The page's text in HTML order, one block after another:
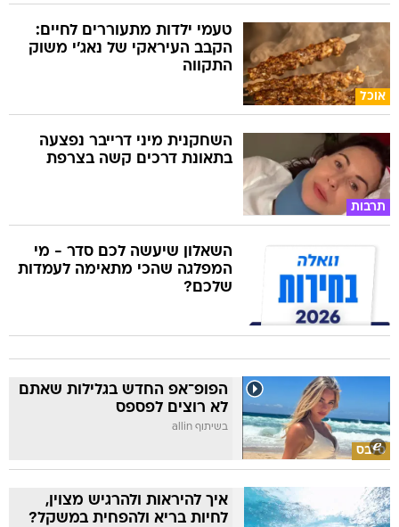
אוכל
טעמי ילדות מתעוררים לחיים:
הקבב העיראקי של נאג׳י משוק
התקווה
תרבות
השחקנית מיני דרייבר נפצעה
בתאונת דרכים קשה בצרפת
השאלון שיעשה לכם סדר - מי
המפלגה שהכי מתאימה לעמדות
שלכם?
סלבס
הפופ־אפ החדש בגלילות שאתם
לא רוצים לפספס
בשיתוף allin
איך להיראות ולהרגיש מצוין,
לחיות בריא ולהפחית במשקל?